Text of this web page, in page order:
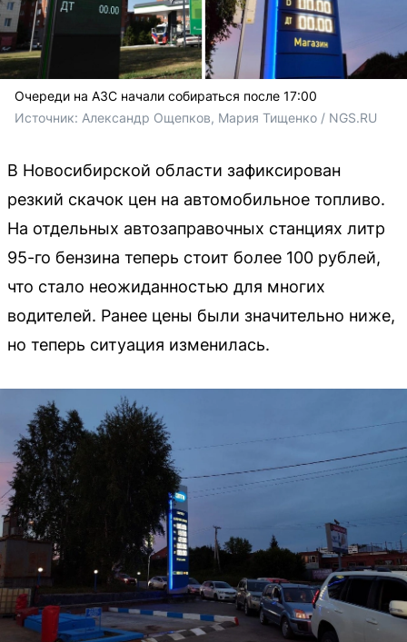
Очереди на АЗС начали собираться после 17:00
Источник: Александр Ощепков, Мария Тищенко / NGS.RU
В Новосибирской области зафиксирован
резкий скачок цен на автомобильное топливо.
На отдельных автозаправочных станциях литр
95-го бензина теперь стоит более 100 рублей,
что стало неожиданностью для многих
водителей. Ранее цены были значительно ниже,
но теперь ситуация изменилась.